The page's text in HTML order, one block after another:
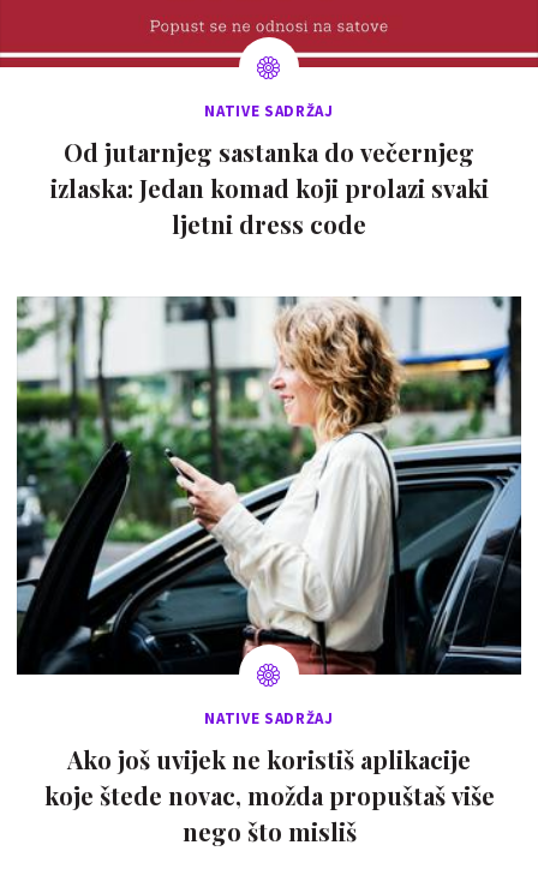
NATIVE SADRŽAJ
Od jutarnjeg sastanka do večernjeg
izlaska: Jedan komad koji prolazi svaki
ljetni dress code
NATIVE SADRŽAJ
Ako još uvijek ne koristiš aplikacije
koje štede novac, možda propuštaš više
nego što misliš